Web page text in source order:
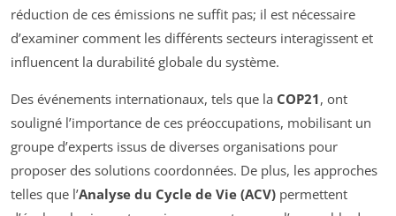
réduction de ces émissions ne suffit pas; il est nécessaire
d’examiner comment les différents secteurs interagissent et
influencent la durabilité globale du système.
Des événements internationaux, tels que la COP21, ont
souligné l’importance de ces préoccupations, mobilisant un
groupe d’experts issus de diverses organisations pour
proposer des solutions coordonnées. De plus, les approches
telles que l’Analyse du Cycle de Vie (ACV) permettent